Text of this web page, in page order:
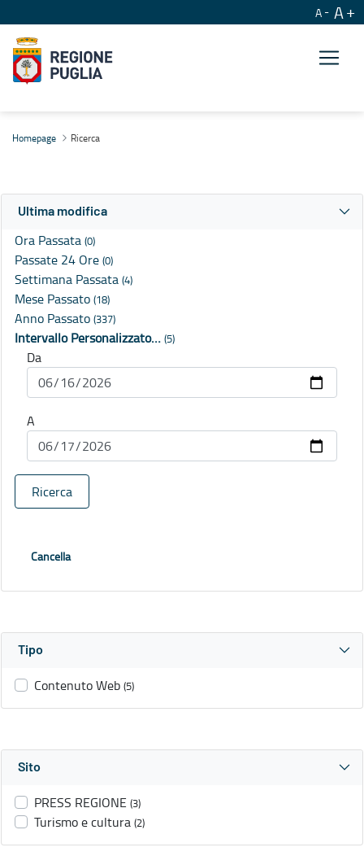
A A
Homepage Ricerca
Ultima modifica
Ora Passata (0)
Passate 24 Ore (0)
Settimana Passata (4)
Mese Passato (18)
Anno Passato (337)
Intervallo Personalizzato… (5)
Da
A
Ricerca
Cancella
Tipo
Contenuto Web (5)
Sito
PRESS REGIONE (3)
Turismo e cultura (2)